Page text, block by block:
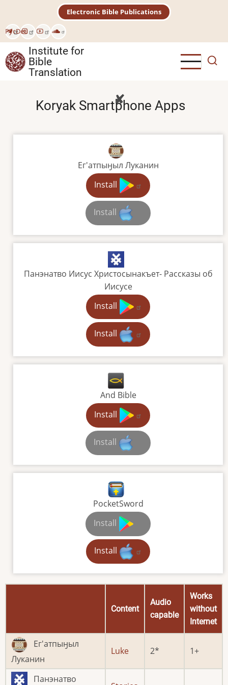
main
content
РусDeu
Electronic Bible Publications
Institute for
Bible
Translation
Koryak Smartphone Apps
Ег'атпыӈыл Луканин
Install
Install
Панэнатво Иисус Христосынакъет- Рассказы об
Иисусе
Install
Install
And Bible
Install
Install
PocketSword
Install
Install
Content
Audio
capable
Works
without
Internet
Ег'атпыӈыл
Луканин
Luke 2 1
Панэнатво